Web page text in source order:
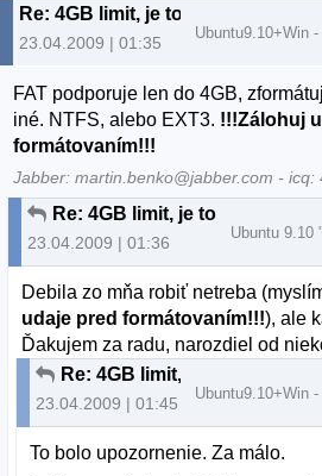
Re: 4GB limit, je to možné?
23.04.2009 | 01:35
Ubuntu9.10+Win
FAT podporuje len do 4GB,
iné. NTFS, alebo EXT3. !!!Zálohuj
formátovaním!!!
Jabber: martin.benko@jabber.com - icq:
Re: 4GB limit, je to možné?
23.04.2009 | 01:36
Ubuntu 9.10
Debila zo mňa robiť netreba
udaje pred formátovaním!!!), ale
Ďakujem za radu, narozdiel od
Re: 4GB limit, je to možné?
23.04.2009 | 01:45
Ubuntu9.10+Win
To bolo upozornenie. Za málo.